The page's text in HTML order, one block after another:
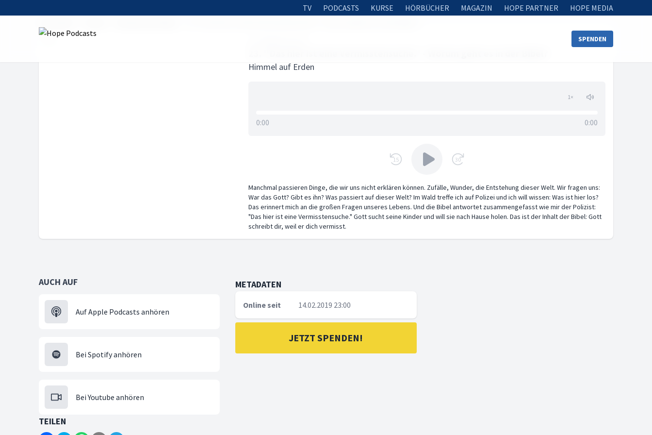
TV PODCASTS KURSE HÖRBÜCHER MAGAZIN HOPE PARTNER HOPE MEDIA
SPENDEN
Himmel auf Erden
1×
0:00 0:00
15 30
Manchmal passieren Dinge, die wir uns nicht erklären können. Zufälle, Wunder, die Entstehung dieser Welt. Wir fragen uns:
War das Gott? Gibt es ihn? Was passiert auf dieser Welt? Im Wald treffe ich auf Polizei und ich will wissen: Was ist hier los?
Das erinnert mich an die großen Fragen unseres Lebens. Und die Bibel antwortet zusammengefasst wie mir der Polizist:
"Das hier ist eine Vermisstensuche." Gott sucht seine Kinder und will sie nach Hause holen. Das ist der Inhalt der Bibel: Gott
schreibt dir, weil er dich vermisst.
AUCH AUF
Auf Apple Podcasts anhören
Bei Spotify anhören
Bei Youtube anhören
METADATEN
Online seit 14.02.2019 23:00
JETZT SPENDEN!
TEILEN